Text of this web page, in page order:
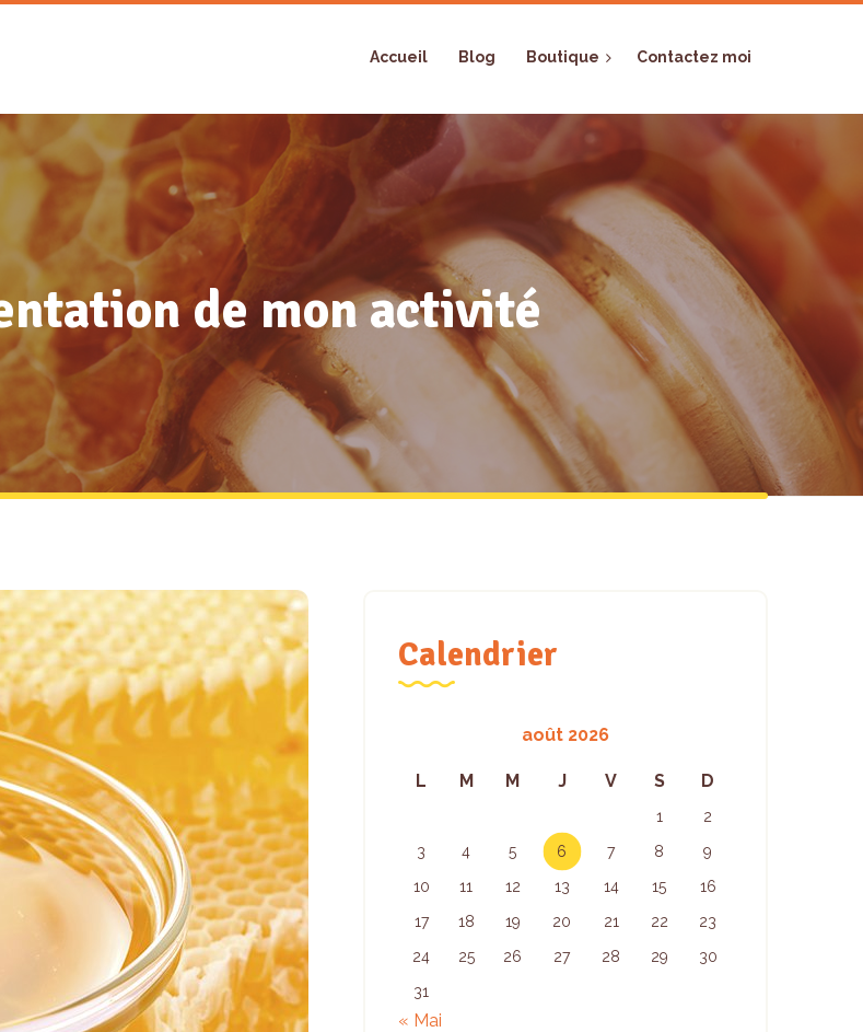
Accueil Blog Boutique Contactez moi
de mon activité
Calendrier
août 2026
L M M J V S D
1
2
3
4 5 6 7 8
9
10
11 12 13 14 15
16
17
18 19 20 21 22
23
24
25 26 27 28 29
30
31
« Mai